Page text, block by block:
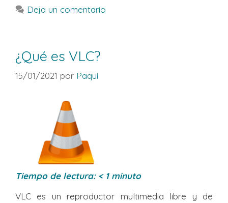
Deja un comentario
¿Qué es VLC?
15/01/2021 por Paqui
Tiempo de lectura: < 1 minuto
VLC es un reproductor multimedia libre y de